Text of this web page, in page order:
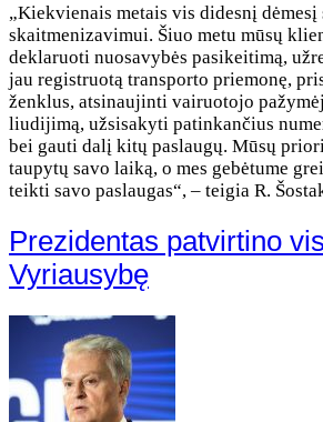
„Kiekvienais metais vis didesnį dėmesį
skaitmenizavimui. Šiuo metu mūsų
deklaruoti nuosavybės pasikeitimą,
jau registruotą transporto priemonę,
ženklus, atsinaujinti vairuotojo
liudijimą, užsisakyti patinkančius
bei gauti dalį kitų paslaugų. Mūsų
taupytų savo laiką, o mes gebėtume
teikti savo paslaugas“, – teigia R.
Prezidentas patvirtino
Vyriausybę